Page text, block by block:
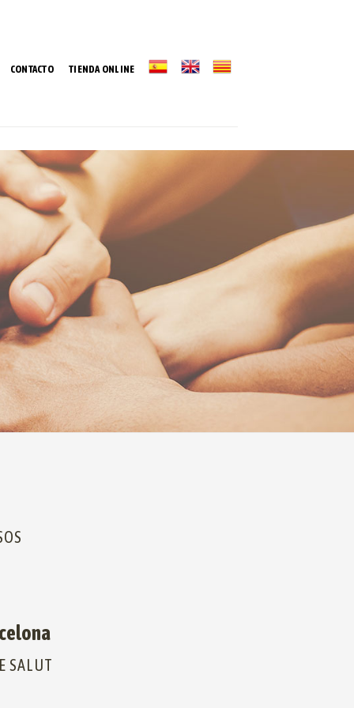
CONTACTO TIENDA ONLINE
SALUT